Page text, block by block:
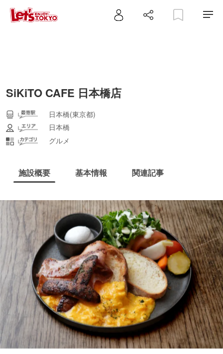
SiKiTO CAFE 日本橋店
日本橋(東京都)
日本橋
グルメ
施設概要 基本情報 関連記事